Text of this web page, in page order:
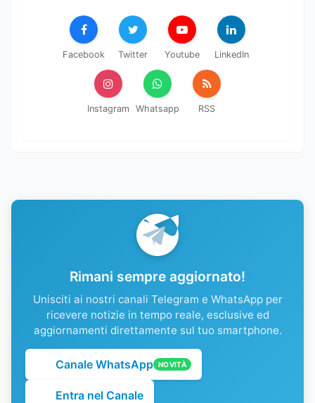
Facebook Twitter Youtube LinkedIn
Instagram Whatsapp RSS
Rimani sempre aggiornato!
Unisciti ai nostri canali Telegram e WhatsApp per
ricevere notizie in tempo reale, esclusive ed
aggiornamenti direttamente sul tuo smartphone.
Canale WhatsApp NOVITÀ
Entra nel Canale